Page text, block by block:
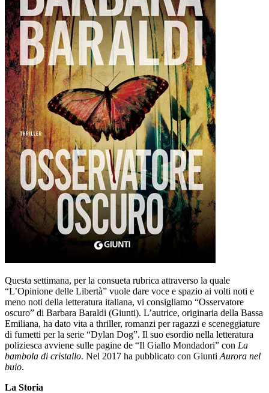
Questa settimana, per la consueta rubrica attraverso la quale
“L’Opinione delle Libertà” vuole dare voce e spazio ai volti noti e
meno noti della letteratura italiana, vi consigliamo “Osservatore
oscuro” di Barbara Baraldi (Giunti). L’autrice, originaria della Bassa
Emiliana, ha dato vita a thriller, romanzi per ragazzi e sceneggiature
di fumetti per la serie “Dylan Dog”. Il suo esordio nella letteratura
poliziesca avviene sulle pagine de “Il Giallo Mondadori” con La
bambola di cristallo. Nel 2017 ha pubblicato con Giunti Aurora nel
buio.
La Storia